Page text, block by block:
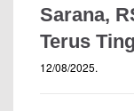
Sarana,
Terus
12/08/2025.